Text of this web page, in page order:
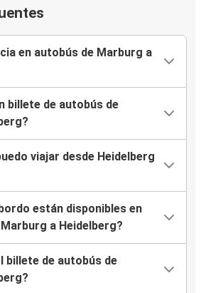
en autobús de Marburg a
billete de autobús de
viajar desde Heidelberg
están disponibles en
a Heidelberg?
billete de autobús de